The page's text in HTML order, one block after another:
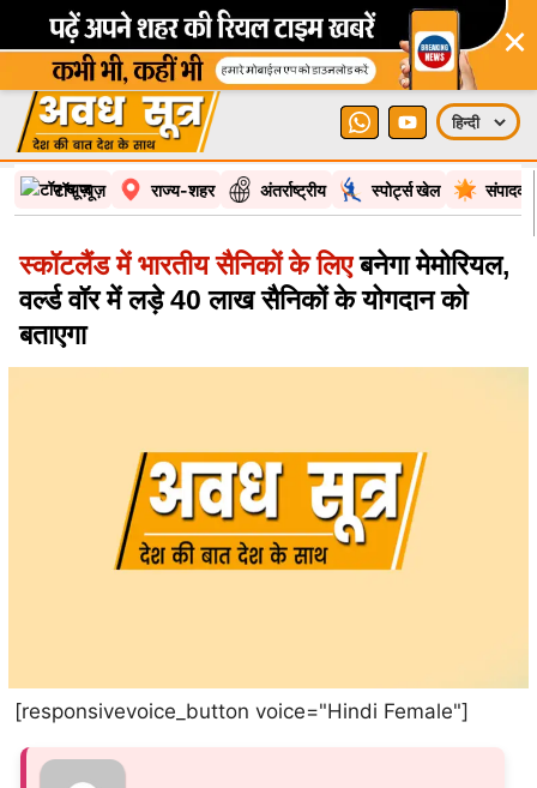
×
टॉप न्यूज़ राज्य-शहर अंतर्राष्ट्रीय स्पोर्ट्स खेल
स्कॉटलैंड में भारतीय सैनिकों के लिएबनेगा मेमोरियल,
वर्ल्ड वॉर में लड़े 40 लाख सैनिकों के योगदान को
बताएगा
[responsivevoice_button voice="Hindi Female"]